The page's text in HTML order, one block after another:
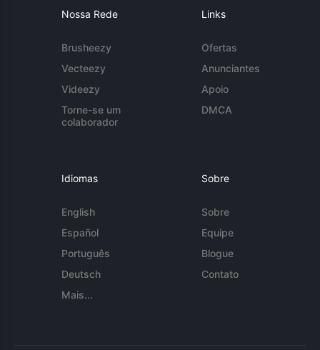
Nossa Rede
Brusheezy
Vecteezy
Videezy
Torne-se um
colaborador
Links
Ofertas
Anunciantes
Apoio
DMCA
Idiomas
English
Español
Português
Deutsch
Mais...
Sobre
Sobre
Equipe
Blogue
Contato